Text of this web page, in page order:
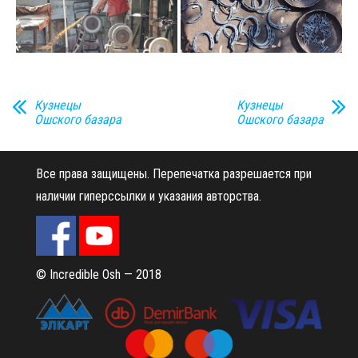
Кузнецы
Ошского базара
Кузнецы
Ошского базара
Все права защищены. Перепечатка разрешается при
наличии гиперссылки и указания авторства.
© Incredible Osh — 2018